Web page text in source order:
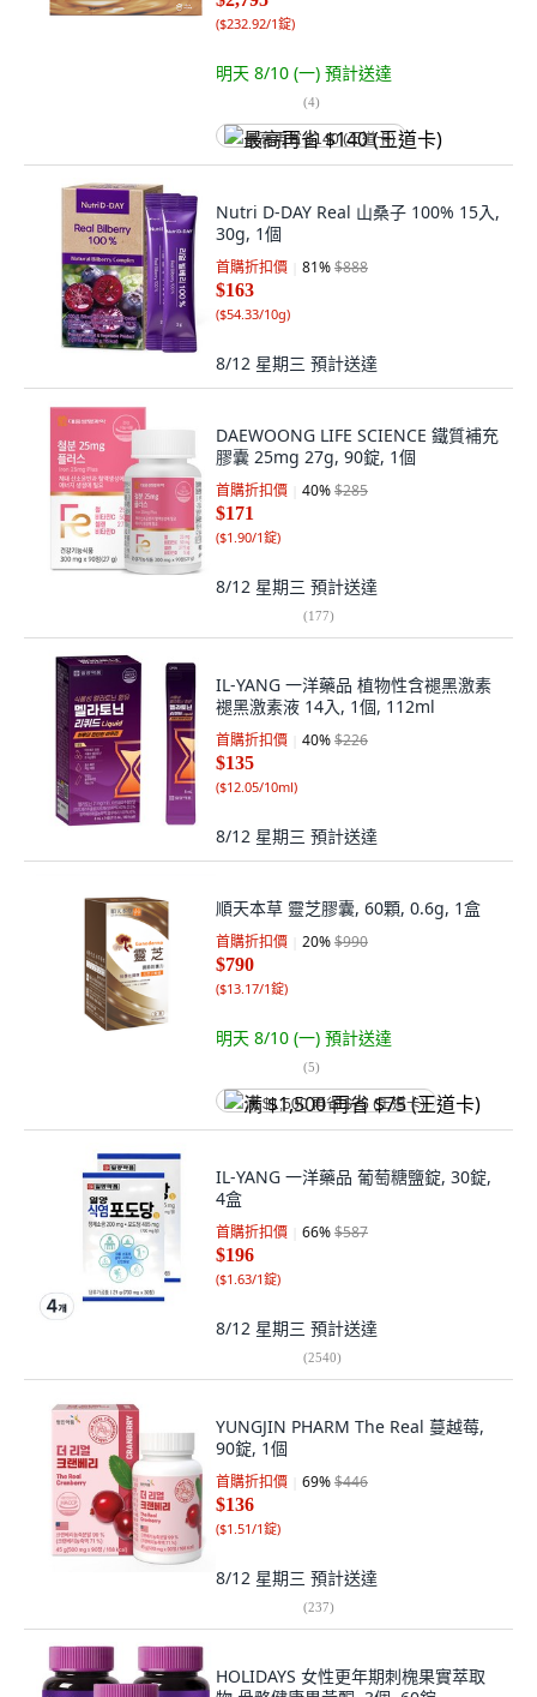
($232.92/1錠)
明天 8/10 (一) 預計送達
(4)
最高再省 $140 (王道卡)
Nutri D-DAY Real 山桑子 100% 15入,
30g, 1個
首購折扣價 81%$888
$163
($54.33/10g)
8/12 星期三 預計送達
DAEWOONG LIFE SCIENCE 鐵質補充
膠囊 25mg 27g, 90錠, 1個
首購折扣價 40%$285
$171
($1.90/1錠)
8/12 星期三 預計送達
(177)
IL-YANG 一洋藥品 植物性含褪黑激素
褪黑激素液 14入, 1個, 112ml
首購折扣價 40%$226
$135
($12.05/10ml)
8/12 星期三 預計送達
順天本草 靈芝膠囊, 60顆, 0.6g, 1盒
首購折扣價 20%$990
$790
($13.17/1錠)
明天 8/10 (一) 預計送達
(5)
满 $1,500 再省 $75 (王道卡)
IL-YANG 一洋藥品 葡萄糖鹽錠, 30錠,
4盒
首購折扣價 66%$587
$196
($1.63/1錠)
8/12 星期三 預計送達
(2540)
YUNGJIN PHARM The Real 蔓越莓,
90錠, 1個
首購折扣價 69%$446
$136
($1.51/1錠)
8/12 星期三 預計送達
(237)
HOLIDAYS 女性更年期刺槐果實萃取